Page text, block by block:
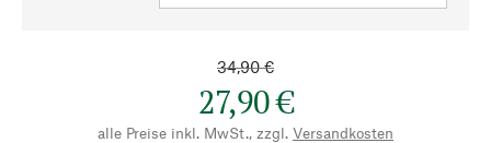
34,90 €
27,90 €
alle Preise inkl. MwSt., zzgl. Versandkosten